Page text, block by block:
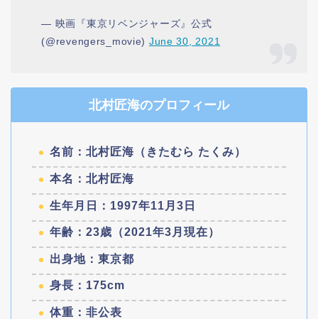
— 映画『東京リベンジャーズ』公式
(@revengers_movie) June 30, 2021
北村匠海のプロフィール
名前：北村匠海（きたむら たくみ）
本名：北村匠海
生年月日：1997年11月3日
年齢：23歳（2021年3月現在）
出身地：東京都
身長：175cm
体重：非公表